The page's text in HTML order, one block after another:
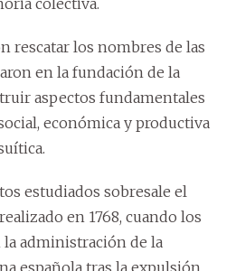
colectiva.
rescatar los nombres de las
en la fundación de la
aspectos fundamentales
económica y productiva
estudiados sobresale el
en 1768, cuando los
administración de la